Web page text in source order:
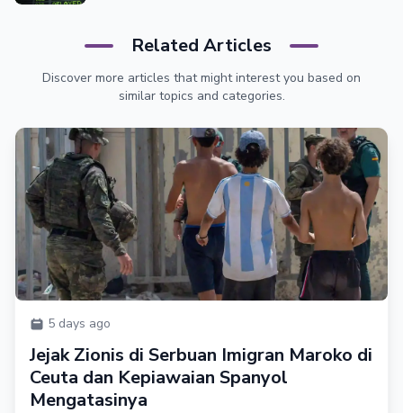
Related Articles
Discover more articles that might interest you based on
similar topics and categories.
5 days ago
Jejak Zionis di Serbuan Imigran Maroko di
Ceuta dan Kepiawaian Spanyol
Mengatasinya